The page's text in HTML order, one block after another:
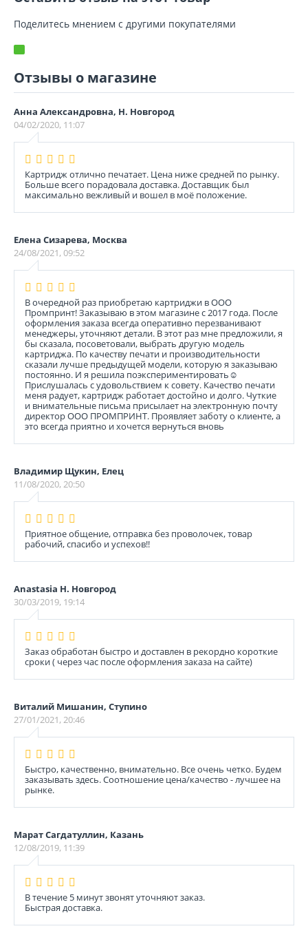
Поделитесь мнением с другими покупателями
Отзывы о магазине
Анна Александровна, Н. Новгород
04/02/2020, 11:07
Картридж отлично печатает. Цена ниже средней по рынку.
Больше всего порадовала доставка. Доставщик был
максимально вежливый и вошел в моё положение.
Елена Сизарева, Москва
24/08/2021, 09:52
В очередной раз приобретаю картриджи в ООО
Промпринт! Заказываю в этом магазине с 2017 года. После
оформления заказа всегда оперативно перезванивают
менеджеры, уточняют детали. В этот раз мне предложили, я
бы сказала, посоветовали, выбрать другую модель
картриджа. По качеству печати и производительности
сказали лучше предыдущей модели, которую я заказываю
постоянно. И я решила поэкспериментировать☺️
Прислушалась с удовольствием к совету. Качество печати
меня радует, картридж работает достойно и долго. Чуткие
и внимательные письма присылает на электронную почту
директор ООО ПРОМПРИНТ. Проявляет заботу о клиенте, а
это всегда приятно и хочется вернуться вновь
Владимир Щукин, Елец
11/08/2020, 20:50
Приятное общение, отправка без проволочек, товар
рабочий, спасибо и успехов!!
Anastasia Н. Новгород
30/03/2019, 19:14
Заказ обработан быстро и доставлен в рекордно короткие
сроки ( через час после оформления заказа на сайте)
Виталий Мишанин, Ступино
27/01/2021, 20:46
Быстро, качественно, внимательно. Все очень четко. Будем
заказывать здесь. Соотношение цена/качество - лучшее на
рынке.
Марат Сагдатуллин, Казань
12/08/2019, 11:39
В течение 5 минут звонят уточняют заказ.
Быстрая доставка.